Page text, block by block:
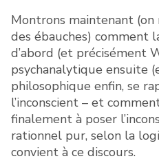
Montrons maintenant
des ébauches) comment
d’abord (et précisément
psychanalytique ensuite
philosophique enfin, se
l’inconscient – et
finalement à poser
rationnel pur, selon la
convient à ce discours.